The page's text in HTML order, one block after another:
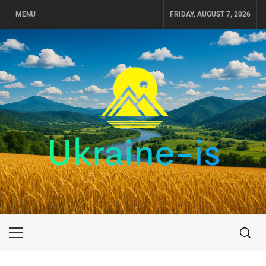
MENU FRIDAY, AUGUST 7, 2026
UKRAINE-IS
ПОДОРОЖI ПО УКРАЇНІ
Primary